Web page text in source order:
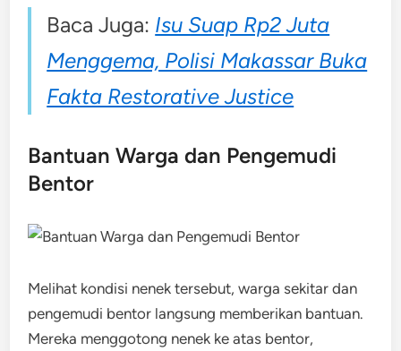
Baca Juga: Isu Suap Rp2 Juta
Menggema, Polisi Makassar Buka
Fakta Restorative Justice
Bantuan Warga dan Pengemudi
Bentor
Melihat kondisi nenek tersebut, warga sekitar dan
pengemudi bentor langsung memberikan bantuan.
Mereka menggotong nenek ke atas bentor,